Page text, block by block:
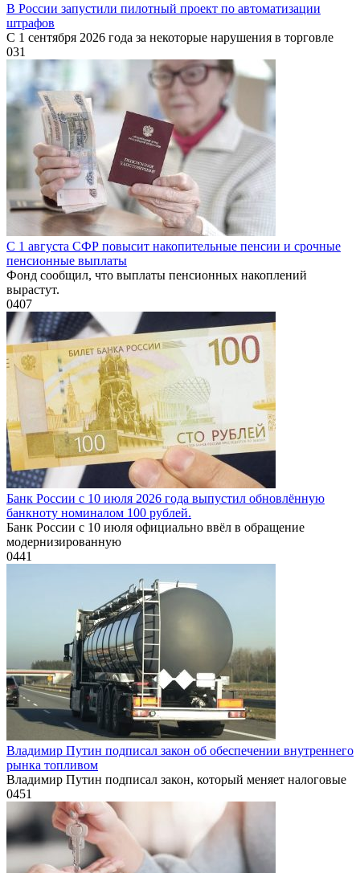
В России запустили пилотный проект по автоматизации
штрафов
С 1 сентября 2026 года за некоторые нарушения в торговле
031
С 1 августа СФР повысит накопительные пенсии и срочные
пенсионные выплаты
Фонд сообщил, что выплаты пенсионных накоплений
вырастут.
0407
Банк России с 10 июля 2026 года выпустил обновлённую
банкноту номиналом 100 рублей.
Банк России с 10 июля официально ввёл в обращение
модернизированную
0441
Владимир Путин подписал закон об обеспечении внутреннего
рынка топливом
Владимир Путин подписал закон, который меняет налоговые
0451